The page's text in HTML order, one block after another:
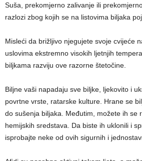
Suša, prekomjerno zalivanje ili
razlozi zbog kojih se na listovima biljaka
Misleći da brižljivo njegujete svoje cvijeće
uslovima ekstremno visokih ljetnjih
biljkama razviju ove razorne štetočine.
Biljne vaši napadaju sve biljke, ljekovito i
povrtne vrste, ratarske kulture. Hrane se
do sušenja biljaka. Međutim, možete ih se
hemijskih sredstava. Da biste ih uklonili i
isprobajte neke od ovih sigurnih i